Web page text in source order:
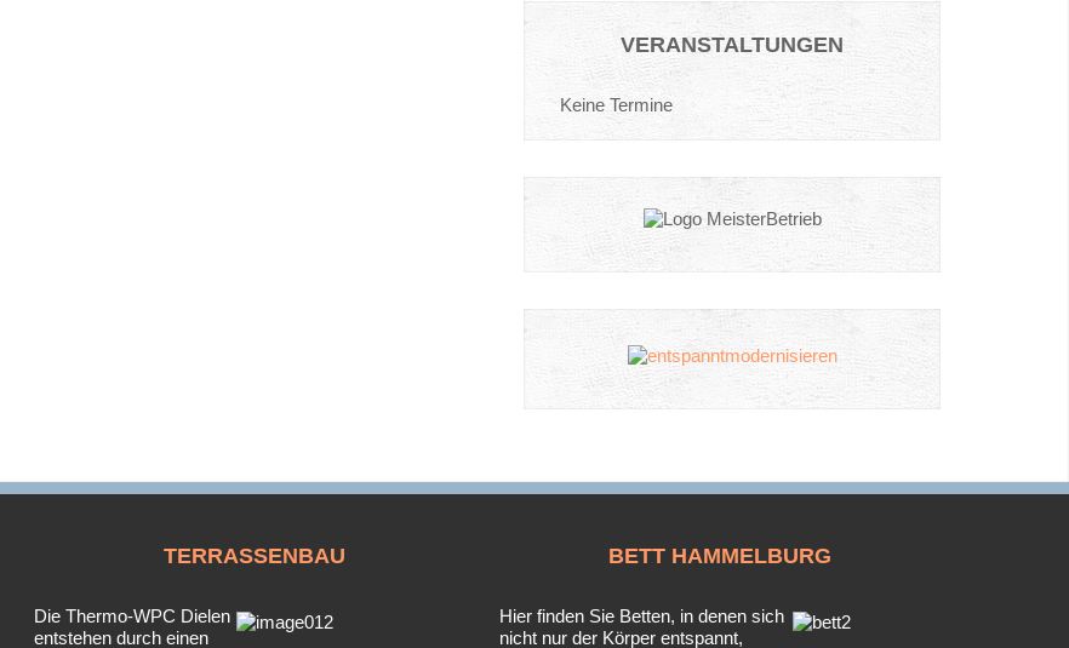
VERANSTALTUNGEN
Keine Termine
TERRASSENBAU
Die Thermo-WPC Dielen
entstehen durch einen
BETT HAMMELBURG
Hier finden Sie Betten, in denen sich
nicht nur der Körper entspannt,